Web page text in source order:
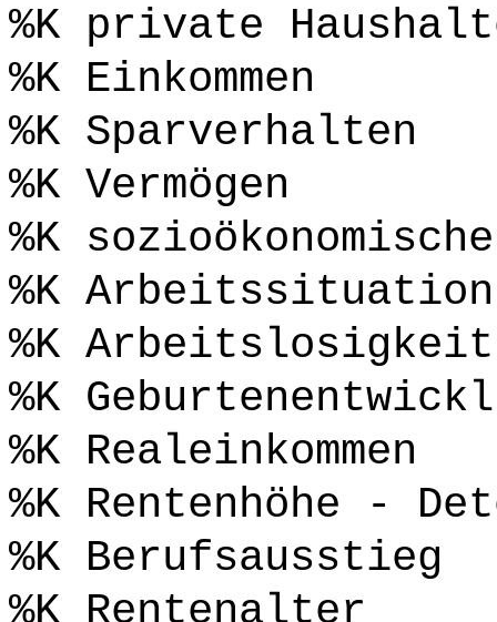
%K private
%K Einkommen
%K Sparverhalten
%K Vermögen
%K
%K Arbeitssituation
%K Arbeitslosigkeit
%K
%K Realeinkommen
%K Rentenhöhe -
%K Berufsausstieg
%K Rentenalter